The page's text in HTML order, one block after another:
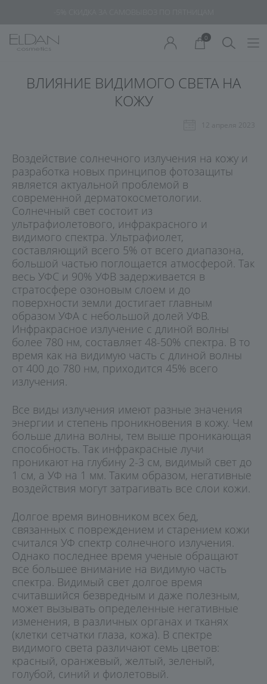
0
ВЛИЯНИЕ ВИДИМОГО СВЕТА НА
КОЖУ
Воздействие солнечного излучения на кожу и
разработка новых принципов фотозащиты
является актуальной проблемой в
современной дерматокосметологии.
Солнечный свет состоит из
ультрафиолетового, инфракрасного и
видимого спектра. Ультрафиолет,
составляющий всего 5% от всего диапазона,
большой частью поглощается атмосферой. Так
весь УФС и 90% УФВ задерживается в
стратосфере озоновым слоем и до
поверхности земли достигает главным
образом УФА с небольшой долей УФВ.
Инфракрасное излучение с длиной волны
более 780 нм, составляет 48-50% спектра. В то
время как на видимую часть с длиной волны
от 400 до 780 нм, приходится 45% всего
излучения.
Все виды излучения имеют разные значения
энергии и степень проникновения в кожу. Чем
больше длина волны, тем выше проникающая
способность. Так инфракрасные лучи
проникают на глубину 2-3 см, видимый свет до
1 см, а УФ на 1 мм. Таким образом, негативные
воздействия могут затрагивать все слои кожи.
Долгое время виновником всех бед,
связанных с повреждением и старением кожи
считался УФ спектр солнечного излучения.
Однако последнее время ученые обращают
все большее внимание на видимую часть
спектра. Видимый свет долгое время
считавшийся безвредным и даже полезным,
может вызывать определенные негативные
изменения, в различных органах и тканях
(клетки сетчатки глаза, кожа). В спектре
видимого света различают семь цветов:
красный, оранжевый, желтый, зеленый,
голубой, синий и фиолетовый.